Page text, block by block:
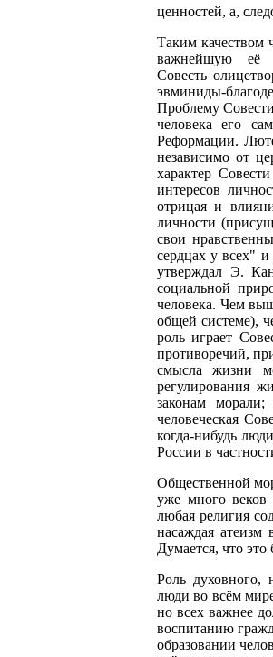
ценностей, а,
Таким качеством
важнейшую её
Совесть
эвминиды-
Проблему
человека его
Реформации.
независимо от
характер
интересов
отрицая и
личности
свои
сердцах у всех"
утверждал Э.
социальной
человека. Чем
общей системе),
роль играет
противоречий,
смысла жизни
регулирования
законам
человеческая
когда-нибудь
России в
Общественной
уже много веков
любая религия
насаждая атеизм
Думается, что
Роль духовного,
люди во всём
но всех важнее
воспитанию
образовании